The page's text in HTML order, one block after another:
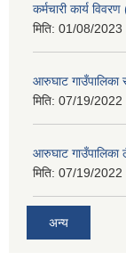
कर्मचारी कार्य
मिति: 01/08/2023
आरुघाट गाउँपालिका
मिति: 07/19/2022
आरुघाट गाउँपालिका
मिति: 07/19/2022
अन्य